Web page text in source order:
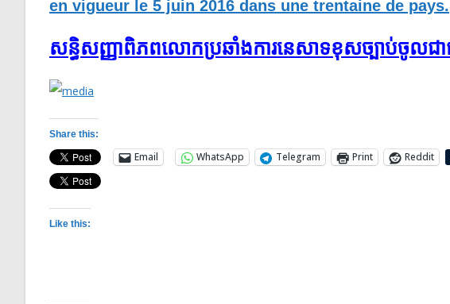
សន្ធិសញ្ញា​ពិភពលោក​ប្រឆាំង​ការ​នេសាទ​ខុសច្បាប់​ចូលជា​
Share this:
Email WhatsApp Telegram Print Reddit
Like this: